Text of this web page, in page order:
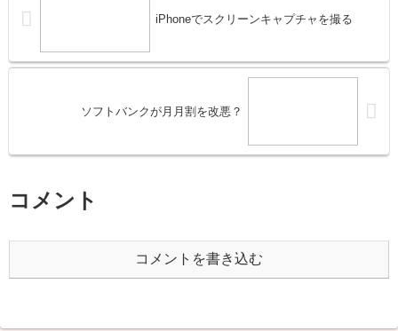
iPhoneでスクリーンキャプチャを撮る
ソフトバンクが月月割を改悪？
コメント
コメントを書き込む